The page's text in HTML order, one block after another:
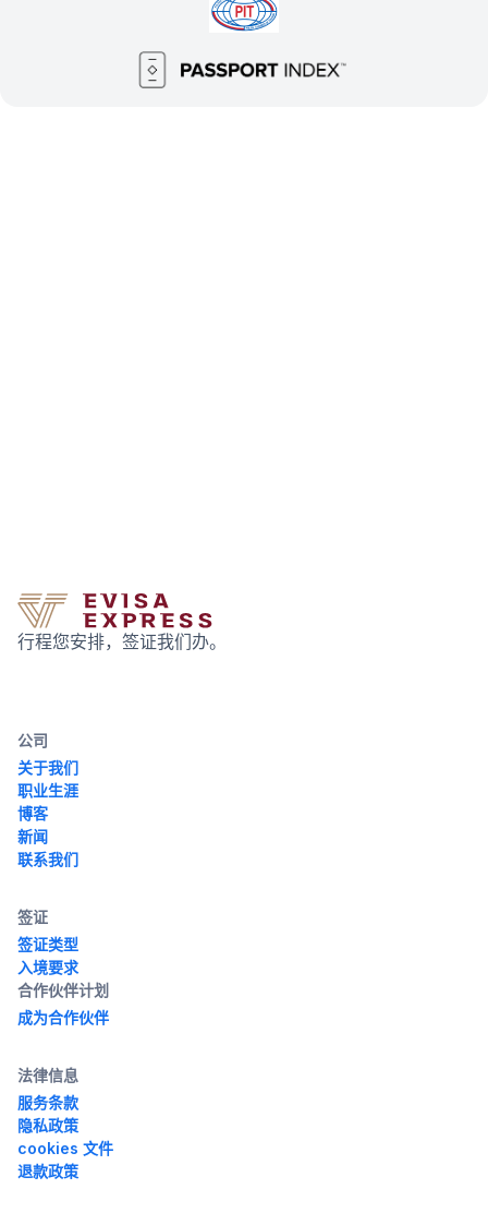
行程您安排，签证我们办。
公司
关于我们
职业生涯
博客
新闻
联系我们
签证
签证类型
入境要求
合作伙伴计划
成为合作伙伴
法律信息
服务条款
隐私政策
cookies 文件
退款政策